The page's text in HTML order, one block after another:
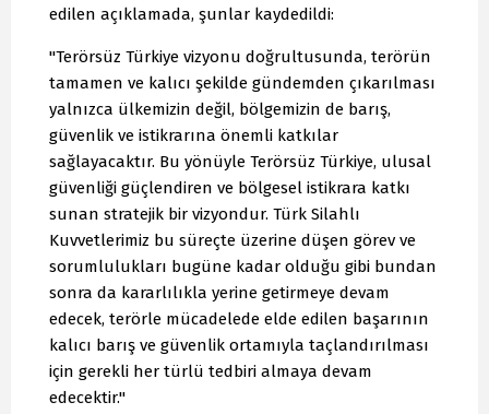
edilen açıklamada, şunlar kaydedildi:
"Terörsüz Türkiye vizyonu doğrultusunda, terörün
tamamen ve kalıcı şekilde gündemden çıkarılması
yalnızca ülkemizin değil, bölgemizin de barış,
güvenlik ve istikrarına önemli katkılar
sağlayacaktır. Bu yönüyle Terörsüz Türkiye, ulusal
güvenliği güçlendiren ve bölgesel istikrara katkı
sunan stratejik bir vizyondur. Türk Silahlı
Kuvvetlerimiz bu süreçte üzerine düşen görev ve
sorumlulukları bugüne kadar olduğu gibi bundan
sonra da kararlılıkla yerine getirmeye devam
edecek, terörle mücadelede elde edilen başarının
kalıcı barış ve güvenlik ortamıyla taçlandırılması
için gerekli her türlü tedbiri almaya devam
edecektir."